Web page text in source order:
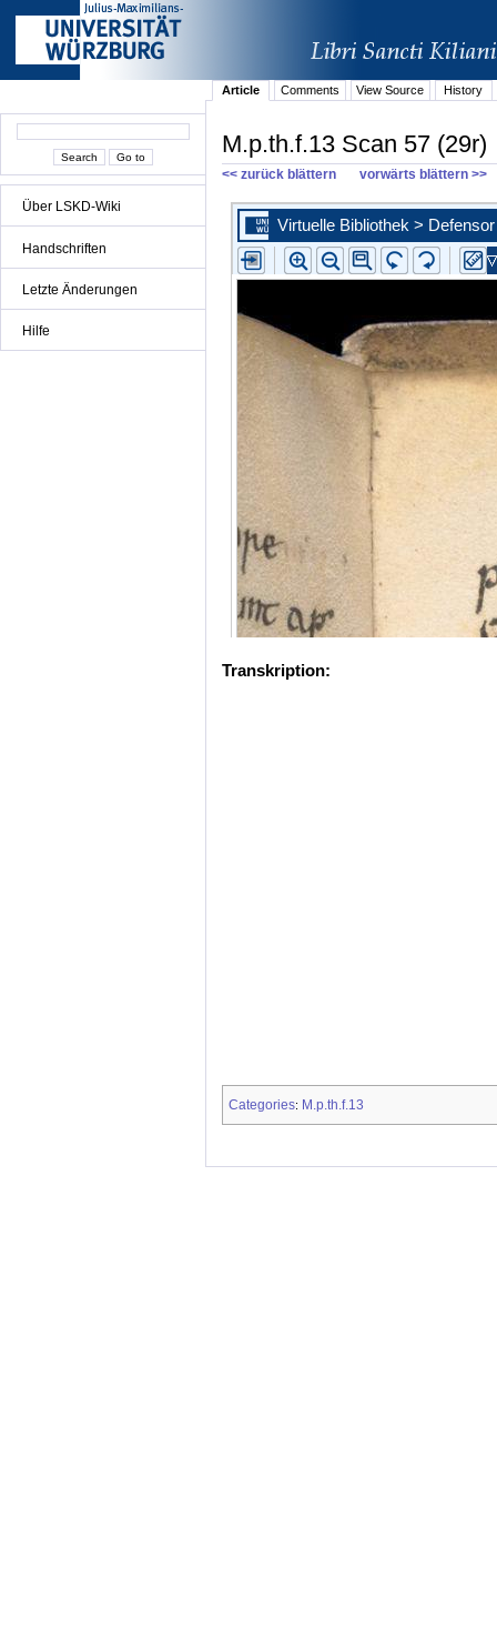
Über LSKD-Wiki
Handschriften
Letzte Änderungen
Hilfe
Article Comments View Source History
M.p.th.f.13 Scan 57 (29r)
<< zurück blättern vorwärts blättern >>
Transkription:
Categories: M.p.th.f.13